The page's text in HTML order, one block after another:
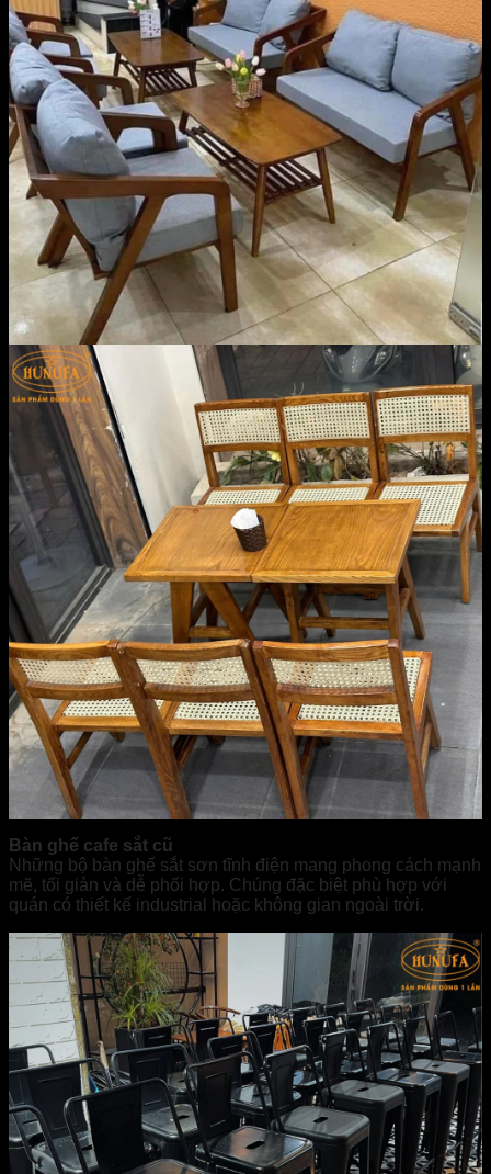
Bàn ghế cafe sắt cũ
Những bộ bàn ghế sắt sơn tĩnh điện mang phong cách mạnh
mẽ, tối giản và dễ phối hợp. Chúng đặc biệt phù hợp với
quán có thiết kế industrial hoặc không gian ngoài trời.